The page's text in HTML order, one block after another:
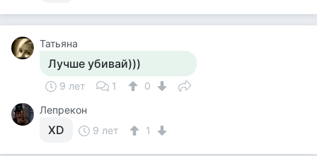
Татьяна
Лучше убивай)))
9 лет 1
0
Лепрекон
XD 9 лет 1